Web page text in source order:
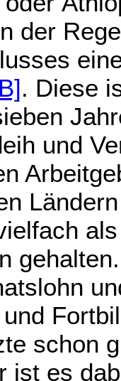
der
. Diese
und
schon
ist es